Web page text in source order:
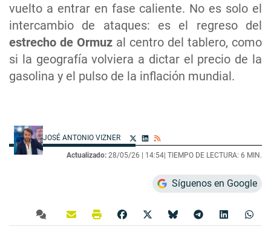
vuelto a entrar en fase caliente. No es solo el
intercambio de ataques: es el regreso del
estrecho de Ormuz al centro del tablero, como
si la geografía volviera a dictar el precio de la
gasolina y el pulso de la inflación mundial.
JOSÉ ANTONIO VIZNER
Actualizado: 28/05/26 | 14:54 | TIEMPO DE LECTURA: 6 MIN.
Síguenos en Google